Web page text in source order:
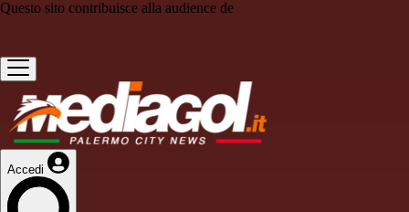
Questo sito contribuisce alla audience de
Accedi